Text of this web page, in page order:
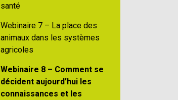
santé
Webinaire 7 – La place des
animaux dans les systèmes
agricoles
Webinaire 8 – Comment se
décident aujourd’hui les
connaissances et les